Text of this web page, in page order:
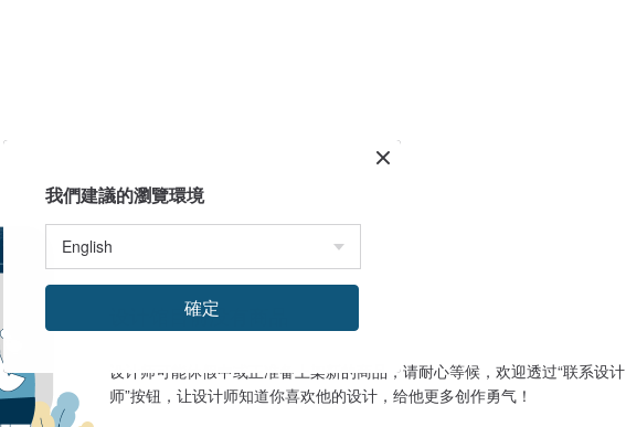
设计馆目前没有商品
设计师可能休假中或正准备上架新的商品，请耐心等候，欢迎透过“联系设计
师”按钮，让设计师知道你喜欢他的设计，给他更多创作勇气！
我們建議的瀏覽環境
確定